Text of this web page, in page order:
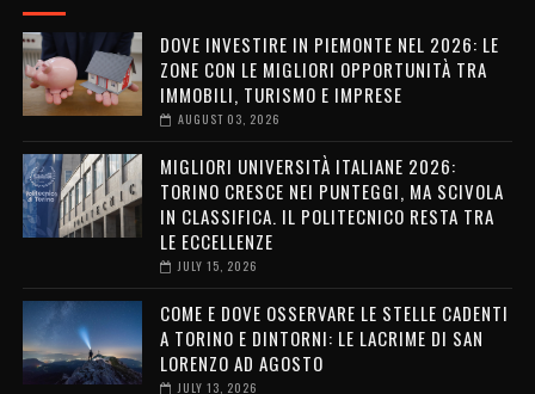
DOVE INVESTIRE IN PIEMONTE NEL 2026: LE
ZONE CON LE MIGLIORI OPPORTUNITÀ TRA
IMMOBILI, TURISMO E IMPRESE
AUGUST 03, 2026
MIGLIORI UNIVERSITÀ ITALIANE 2026:
TORINO CRESCE NEI PUNTEGGI, MA SCIVOLA
IN CLASSIFICA. IL POLITECNICO RESTA TRA
LE ECCELLENZE
JULY 15, 2026
COME E DOVE OSSERVARE LE STELLE CADENTI
A TORINO E DINTORNI: LE LACRIME DI SAN
LORENZO AD AGOSTO
JULY 13, 2026